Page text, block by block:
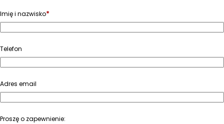
Imię i nazwisko*
Telefon
Adres email
Proszę o zapewnienie: